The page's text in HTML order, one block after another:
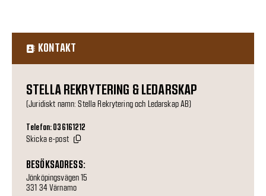
KONTAKT
STELLA REKRYTERING & LEDARSKAP
(Juridiskt namn: Stella Rekrytering och Ledarskap AB)
Telefon: 036161212
Skicka e-post
BESÖKSADRESS:
Jönköpingsvägen 15
331 34 Värnamo